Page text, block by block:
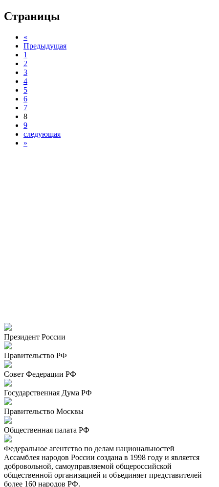
Страницы
«
Предыдущая
1
2
3
4
5
6
7
8
9
следующая
»
Президент России
Правительство РФ
Совет Федерации РФ
Государственная Дума РФ
Правительство Москвы
Общественная палата РФ
Федеральное агентство по делам национальностей
Ассамблея народов России создана в 1998 году и является
добровольной, самоуправляемой общероссийской
общественной организацией и объединяет представителей
более 160 народов РФ.